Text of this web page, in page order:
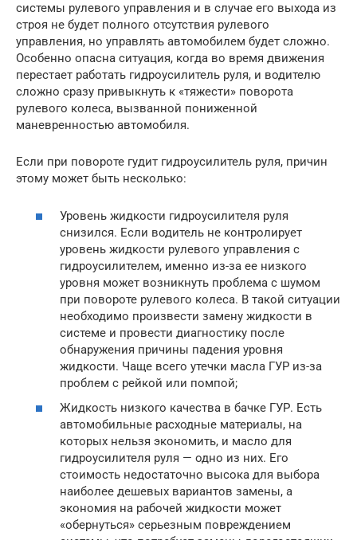
системы рулевого управления и в случае его выхода из
строя не будет полного отсутствия рулевого
управления, но управлять автомобилем будет сложно.
Особенно опасна ситуация, когда во время движения
перестает работать гидроусилитель руля, и водителю
сложно сразу привыкнуть к «тяжести» поворота
рулевого колеса, вызванной пониженной
маневренностью автомобиля.
Если при повороте гудит гидроусилитель руля, причин
этому может быть несколько:
Уровень жидкости гидроусилителя руля
снизился. Если водитель не контролирует
уровень жидкости рулевого управления с
гидроусилителем, именно из-за ее низкого
уровня может возникнуть проблема с шумом
при повороте рулевого колеса. В такой ситуации
необходимо произвести замену жидкости в
системе и провести диагностику после
обнаружения причины падения уровня
жидкости. Чаще всего утечки масла ГУР из-за
проблем с рейкой или помпой;
Жидкость низкого качества в бачке ГУР. Есть
автомобильные расходные материалы, на
которых нельзя экономить, и масло для
гидроусилителя руля — одно из них. Его
стоимость недостаточно высока для выбора
наиболее дешевых вариантов замены, а
экономия на рабочей жидкости может
«обернуться» серьезным повреждением